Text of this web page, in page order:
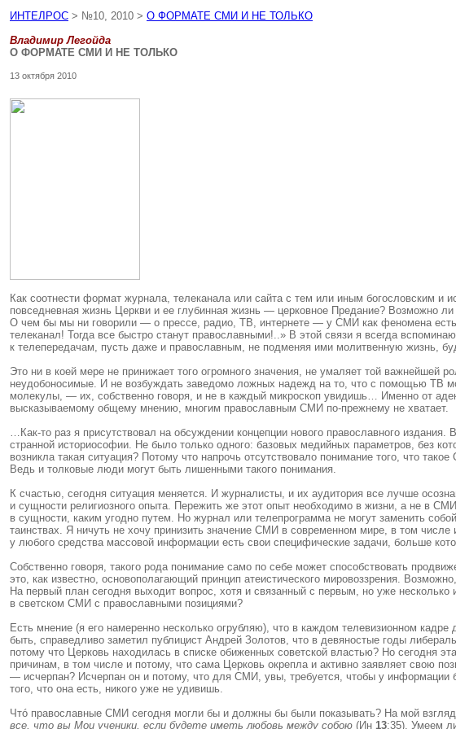
ИНТЕЛРОС > №10, 2010 > О ФОРМАТЕ СМИ И НЕ ТОЛЬКО
Владимир Легойда
О ФОРМАТЕ СМИ И НЕ ТОЛЬКО
13 октября 2010
Как соотнести формат журнала, телеканала или сайта с тем или иным богословским и
повседневная жизнь Церкви и ее глубинная жизнь — церковное Предание? Возможно
О чем бы мы ни говорили — о прессе, радио, ТВ, интернете — у СМИ как феномена
телеканал! Тогда все быстро станут православными!..» В этой связи я всегда
к телепередачам, пусть даже и православным, не подменяя ими молитвенную жизнь,
Это ни в коей мере не принижает того огромного значения, не умаляет той важнейшей
неудобоносимые. И не возбуждать заведомо ложных надежд на то, что с помощью ТВ
молекулы, — их, собственно говоря, и не в каждый микроскоп увидишь… Именно от
высказываемому общему мнению, многим православным СМИ по-прежнему не хватает.
…Как-то раз я присутствовал на обсуждении концепции нового православного
странной историософии. Не было только одного: базовых медийных параметров, без
возникла такая ситуация? Потому что напрочь отсутствовало понимание того, что
Ведь и толковые люди могут быть лишенными такого понимания.
К счастью, сегодня ситуация меняется. И журналисты, и их аудитория все лучше
и сущности религиозного опыта. Пережить же этот опыт необходимо в жизни, а не в
в сущности, каким угодно путем. Но журнал или телепрограмма не могут заменить
таинствах. Я ничуть не хочу принизить значение СМИ в современном мире, в том
у любого средства массовой информации есть свои специфические задачи, больше
Собственно говоря, такого рода понимание само по себе может способствовать
это, как известно, основополагающий принцип атеистического мировоззрения.
На первый план сегодня выходит вопрос, хотя и связанный с первым, но уже
в светском СМИ с православными позициями?
Есть мнение (я его намеренно несколько огрубляю), что в каждом телевизионном
быть, справедливо заметил публицист Андрей Золотов, что в девяностые годы
потому что Церковь находилась в списке обиженных советской властью? Но сегодня
причинам, в том числе и потому, что сама Церковь окрепла и активно заявляет свою
— исчерпан? Исчерпан он и потому, что для СМИ, увы, требуется, чтобы у информации
того, что она есть, никого уже не удивишь.
Чтó православные СМИ сегодня могли бы и должны бы были показывать? На мой
все, что вы Мои ученики, если будете иметь любовь между собою (Ин 13:35). Умеем